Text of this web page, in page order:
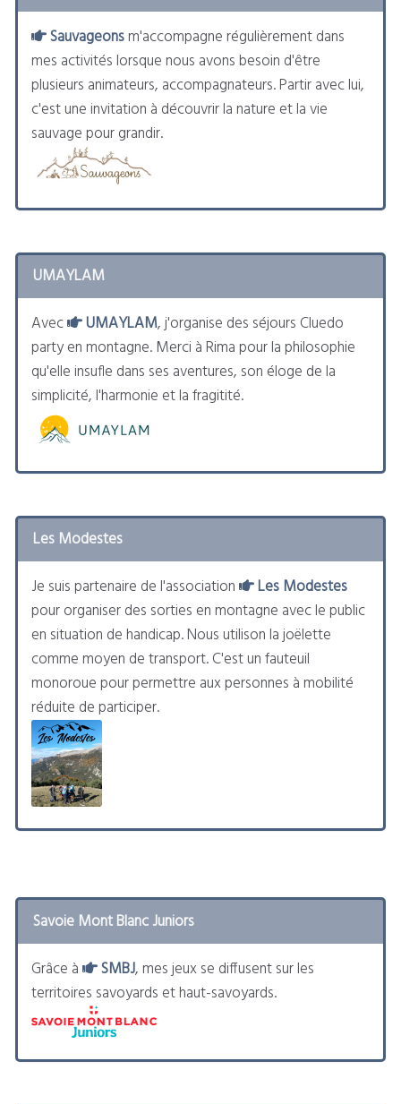
Sauvageonsm'accompagne régulièrement dans
mes activités lorsque nous avons besoin d'être
plusieurs animateurs, accompagnateurs. Partir avec lui,
c'est une invitation à découvrir la nature et la vie
sauvage pour grandir.
UMAYLAM
Avec
UMAYLAM, j'organise des séjours Cluedo
party en montagne. Merci à Rima pour la philosophie
qu'elle insufle dans ses aventures, son éloge de la
simplicité, l'harmonie et la fragitité.
Les Modestes
Je suis partenaire de l'association
Les Modestes
pour organiser des sorties en montagne avec le public
en situation de handicap. Nous utilison la joëlette
comme moyen de transport. C'est un fauteuil
monoroue pour permettre aux personnes à mobilité
réduite de participer.
Savoie Mont Blanc Juniors
Grâce à
SMBJ, mes jeux se diffusent sur les
territoires savoyards et haut-savoyards.